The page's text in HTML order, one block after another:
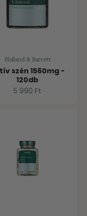
Holland & Barrett
szén 1560mg -
120db
Ár
5 990 Ft